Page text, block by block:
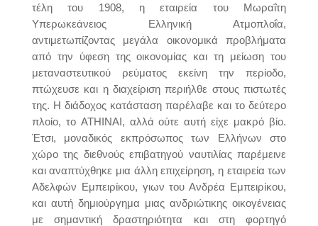
τέλη του 1908, η εταιρεία του Μωραΐτη
Υπερωκεάνειος Ελληνική Ατμοπλοΐα,
αντιμετωπίζοντας μεγάλα οικονομικά προβλήματα
από την ύφεση της οικονομίας και τη μείωση του
μεταναστευτικού ρεύματος εκείνη την περίοδο,
πτώχευσε και η διαχείριση περιήλθε στους πιστωτές
της. Η διάδοχος κατάσταση παρέλαβε και το δεύτερο
πλοίο, το ATHINAI, αλλά ούτε αυτή είχε μακρό βίο.
Έτσι, μοναδικός εκπρόσωπος των Ελλήνων στο
χώρο της διεθνούς επιβατηγού ναυτιλίας παρέμεινε
και αναπτύχθηκε μια άλλη επιχείρηση, η εταιρεία των
Αδελφών Εμπειρίκου, γιων του Ανδρέα Εμπειρίκου,
και αυτή δημιούργημα μιας ανδριώτικης οικογένειας
με σημαντική δραστηριότητα και στη φορτηγό